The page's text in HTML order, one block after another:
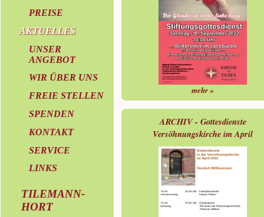
PREISE
AKTUELLES
UNSER
ANGEBOT
WIR ÜBER UNS
FREIE STELLEN
SPENDEN
KONTAKT
SERVICE
LINKS
TILEMANN-
HORT
mehr »
ARCHIV - Gottesdienste
Versöhnungskirche im April